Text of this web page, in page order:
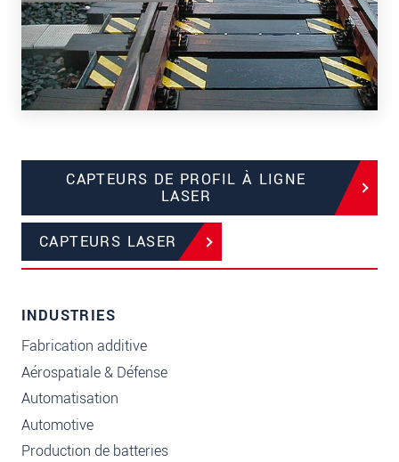
CAPTEURS DE PROFIL À LIGNE
LASER
CAPTEURS LASER
INDUSTRIES
Fabrication additive
Aérospatiale & Défense
Automatisation
Automotive
Production de batteries